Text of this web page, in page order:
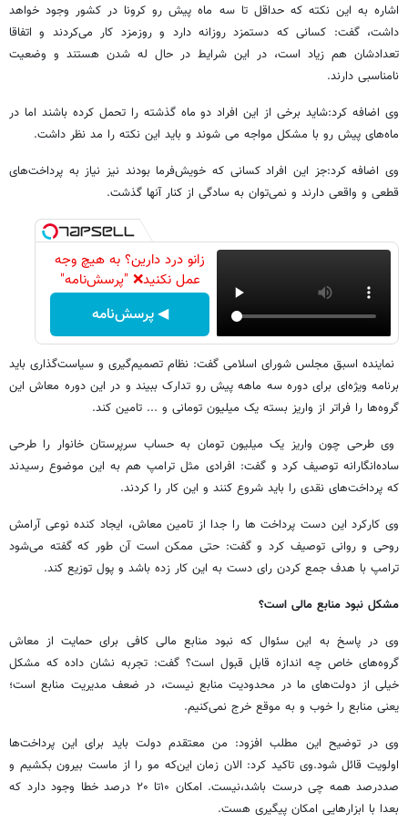
اشاره به این نکته که حداقل تا سه ماه پیش رو کرونا در کشور وجود خواهد
داشت، گفت: کسانی که دستمزد روزانه دارد و روزمزد کار می‌کردند و اتفاقا
تعدادشان هم زیاد است، در این شرایط در حال له شدن هستند و وضعیت
نامناسبی دارند.
وی اضافه کرد:شاید برخی از این افراد دو ماه گذشته را تحمل کرده باشند اما در
ماه‌های پیش رو با مشکل مواجه می شوند و باید این نکته را مد نظر داشت.
وی اضافه کرد:جز این افراد کسانی که خویش‌فرما بودند نیز نیاز به پرداخت‌های
قطعی و واقعی دارند و نمی‌توان به سادگی از کنار آنها گذشت.
زانو درد دارین؟ به هیچ وجه
عمل نکنید❌ "پرسش‌نامه"
◀ پرسش‌نامه
نماینده اسبق مجلس شورای اسلامی گفت: نظام تصمیم‌گیری و سیاست‌گذاری باید
برنامه ویژه‌ای برای دوره سه ماهه پیش رو تدارک ببیند و در این دوره معاش این
گروه‌ها را فراتر از واریز بسته یک میلیون تومانی و ... تامین کند.
وی طرحی چون واریز یک میلیون تومان به حساب سرپرستان خانوار را طرحی
ساده‌انگارانه توصیف کرد و گفت: افرادی مثل ترامپ هم به این موضوع رسیدند
که پرداخت‌های نقدی را باید شروع کنند و این کار را کردند.
وی کارکرد این دست پرداخت ها را جدا از تامین معاش، ایجاد کنده نوعی آرامش
روحی و روانی توصیف کرد و گفت: حتی ممکن است آن طور که گفته می‌شود
ترامپ با هدف جمع کردن رای دست به این کار زده باشد و پول توزیع کند.
مشکل نبود منابع مالی است؟
وی در پاسخ به این سئوال که نبود منابع مالی کافی برای حمایت از معاش
گروه‌های خاص چه اندازه قابل قبول است؟ گفت: تجربه نشان داده که مشکل
خیلی از دولت‌های ما در محدودیت منابع نیست، در ضعف مدیریت منابع است؛
یعنی منابع را خوب و به موقع خرج نمی‌کنیم.
وی در توضیح این مطلب افزود: من معتقدم دولت باید برای این پرداخت‌ها
اولویت قائل شود.وی تاکید کرد: الان زمان این‌که مو را از ماست بیرون بکشیم و
صددرصد همه چی درست باشد،نیست. امکان ۱۰تا ۲۰ درصد خطا وجود دارد که
بعدا با ابزارهایی امکان پیگیری هست.